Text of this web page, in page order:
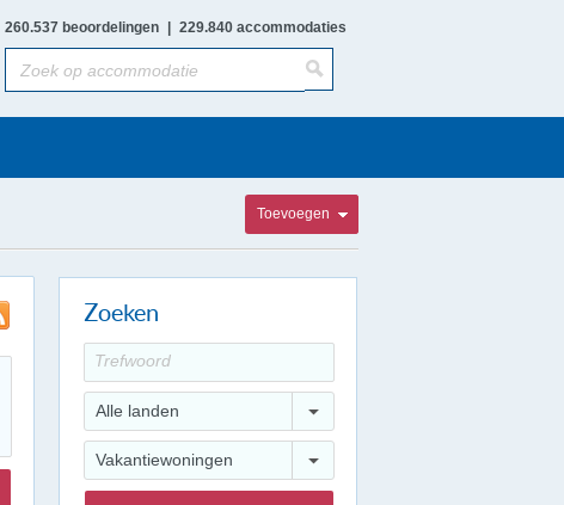
260.537 beoordelingen 229.840 accommodaties
Toevoegen
Zoeken
Alle landen
Vakantiewoningen